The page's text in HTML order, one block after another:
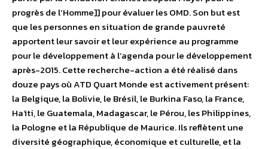
progrès de l’Homme]] pour évaluer les OMD. Son but est
que les personnes en situation de grande pauvreté
apportent leur savoir et leur expérience au programme
pour le développement à l’agenda pour le développement
après-2015. Cette recherche-action a été réalisé dans
douze pays où ATD Quart Monde est activement présent:
la Belgique, la Bolivie, le Brésil, le Burkina Faso, la France,
Haïti, le Guatemala, Madagascar, le Pérou, les Philippines,
la Pologne et la République de Maurice. Ils reflètent une
diversité géographique, économique et culturelle, et la